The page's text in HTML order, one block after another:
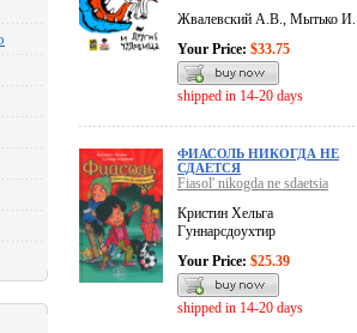
Жвалевский А.В., Мытько И.
Your Price: $33.75
shipped in 14-20 days
ФИАСОЛЬ НИКОГДА НЕ
СДАЕТСЯ
Fiasol' nikogda ne sdaetsia
Кристин Хельга
Гуннарсдоухтир
Your Price: $25.39
shipped in 14-20 days